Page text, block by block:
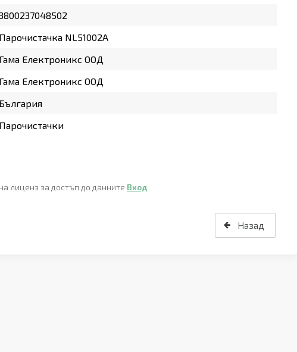
Парочистачка NL51002A
Гама Електроникс ООД
Гама Електроникс ООД
България
Парочистачки
лиценз за достъп до данните Вход
Назад